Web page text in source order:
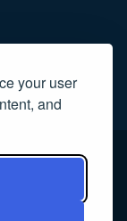
your user
and